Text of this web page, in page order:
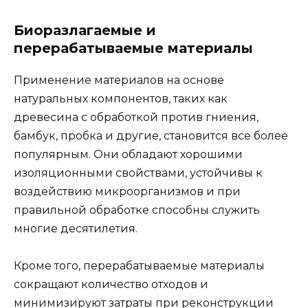
Биоразлагаемые и
перерабатываемые материалы
Применение материалов на основе
натуральных компонентов, таких как
древесина с обработкой против гниения,
бамбук, пробка и другие, становится все более
популярным. Они обладают хорошими
изоляционными свойствами, устойчивы к
воздействию микроорганизмов и при
правильной обработке способны служить
многие десятилетия.
Кроме того, перерабатываемые материалы
сокращают количество отходов и
минимизируют затраты при реконструкции